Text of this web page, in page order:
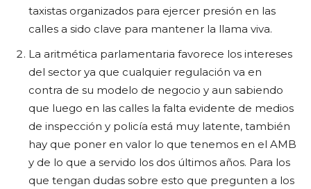
taxistas organizados para ejercer presión en las
calles a sido clave para mantener la llama viva.
La aritmética parlamentaria favorece los intereses
del sector ya que cualquier regulación va en
contra de su modelo de negocio y aun sabiendo
que luego en las calles la falta evidente de medios
de inspección y policía está muy latente, también
hay que poner en valor lo que tenemos en el AMB
y de lo que a servido los dos últimos años. Para los
que tengan dudas sobre esto que pregunten a los